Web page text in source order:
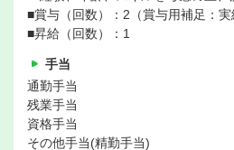
■賞与（回数）：2（賞与用補足：実
■昇給（回数）：1
手当
通勤手当
残業手当
資格手当
その他手当(精勤手当)